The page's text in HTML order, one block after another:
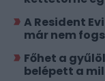
A Resident
már nem
Főhet a
belépett a